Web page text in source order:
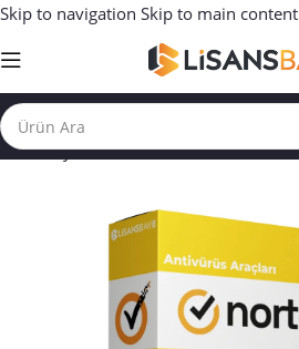
Skip to navigation Skip to main content
Ana Sayfa/ ANTİVİRÜS LİSANSLARI